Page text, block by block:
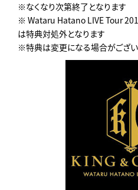
※なくなり次第終了となります
※ Wataru Hatano LIVE Tour
は特典対処外となります
※特典は変更になる場合がござ